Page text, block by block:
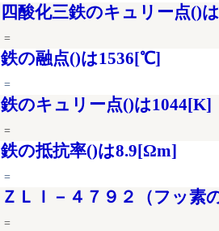
四酸化三鉄のキュリー点()
=
鉄の融点()は1536[℃]
=
鉄のキュリー点()は1044[K]
=
鉄の抵抗率()は8.9[Ωm]
=
ＺＬＩ－４７９２（フッ素
=